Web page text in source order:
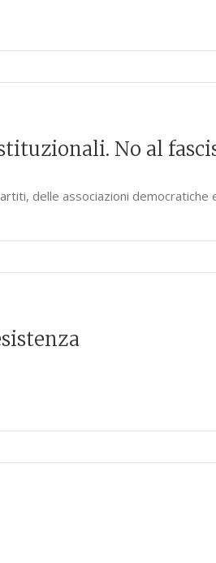
No al
delle associazioni democratiche